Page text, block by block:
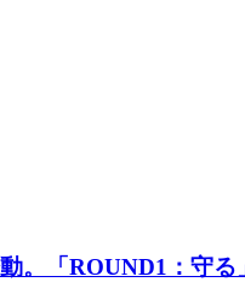
。「ROUND1：守る